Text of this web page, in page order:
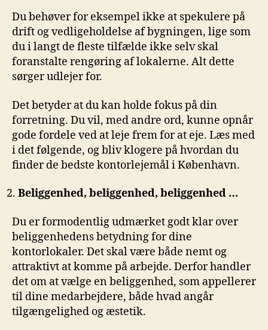
Du behøver for eksempel ikke at spekulere på
drift og vedligeholdelse af bygningen, lige som
du i langt de fleste tilfælde ikke selv skal
foranstalte rengøring af lokalerne. Alt dette
sørger udlejer for.
Det betyder at du kan holde fokus på din
forretning. Du vil, med andre ord, kunne opnår
gode fordele ved at leje frem for at eje. Læs med
i det følgende, og bliv klogere på hvordan du
finder de bedste kontorlejemål i København.
Beliggenhed, beliggenhed, beliggenhed …
Du er formodentlig udmærket godt klar over
beliggenhedens betydning for dine
kontorlokaler. Det skal være både nemt og
attraktivt at komme på arbejde. Derfor handler
det om at vælge en beliggenhed, som appellerer
til dine medarbejdere, både hvad angår
tilgængelighed og æstetik.